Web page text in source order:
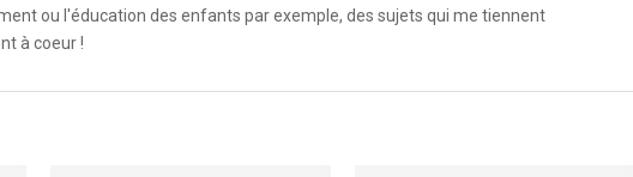
ou l'éducation des enfants par exemple, des sujets qui me tiennent
à coeur !